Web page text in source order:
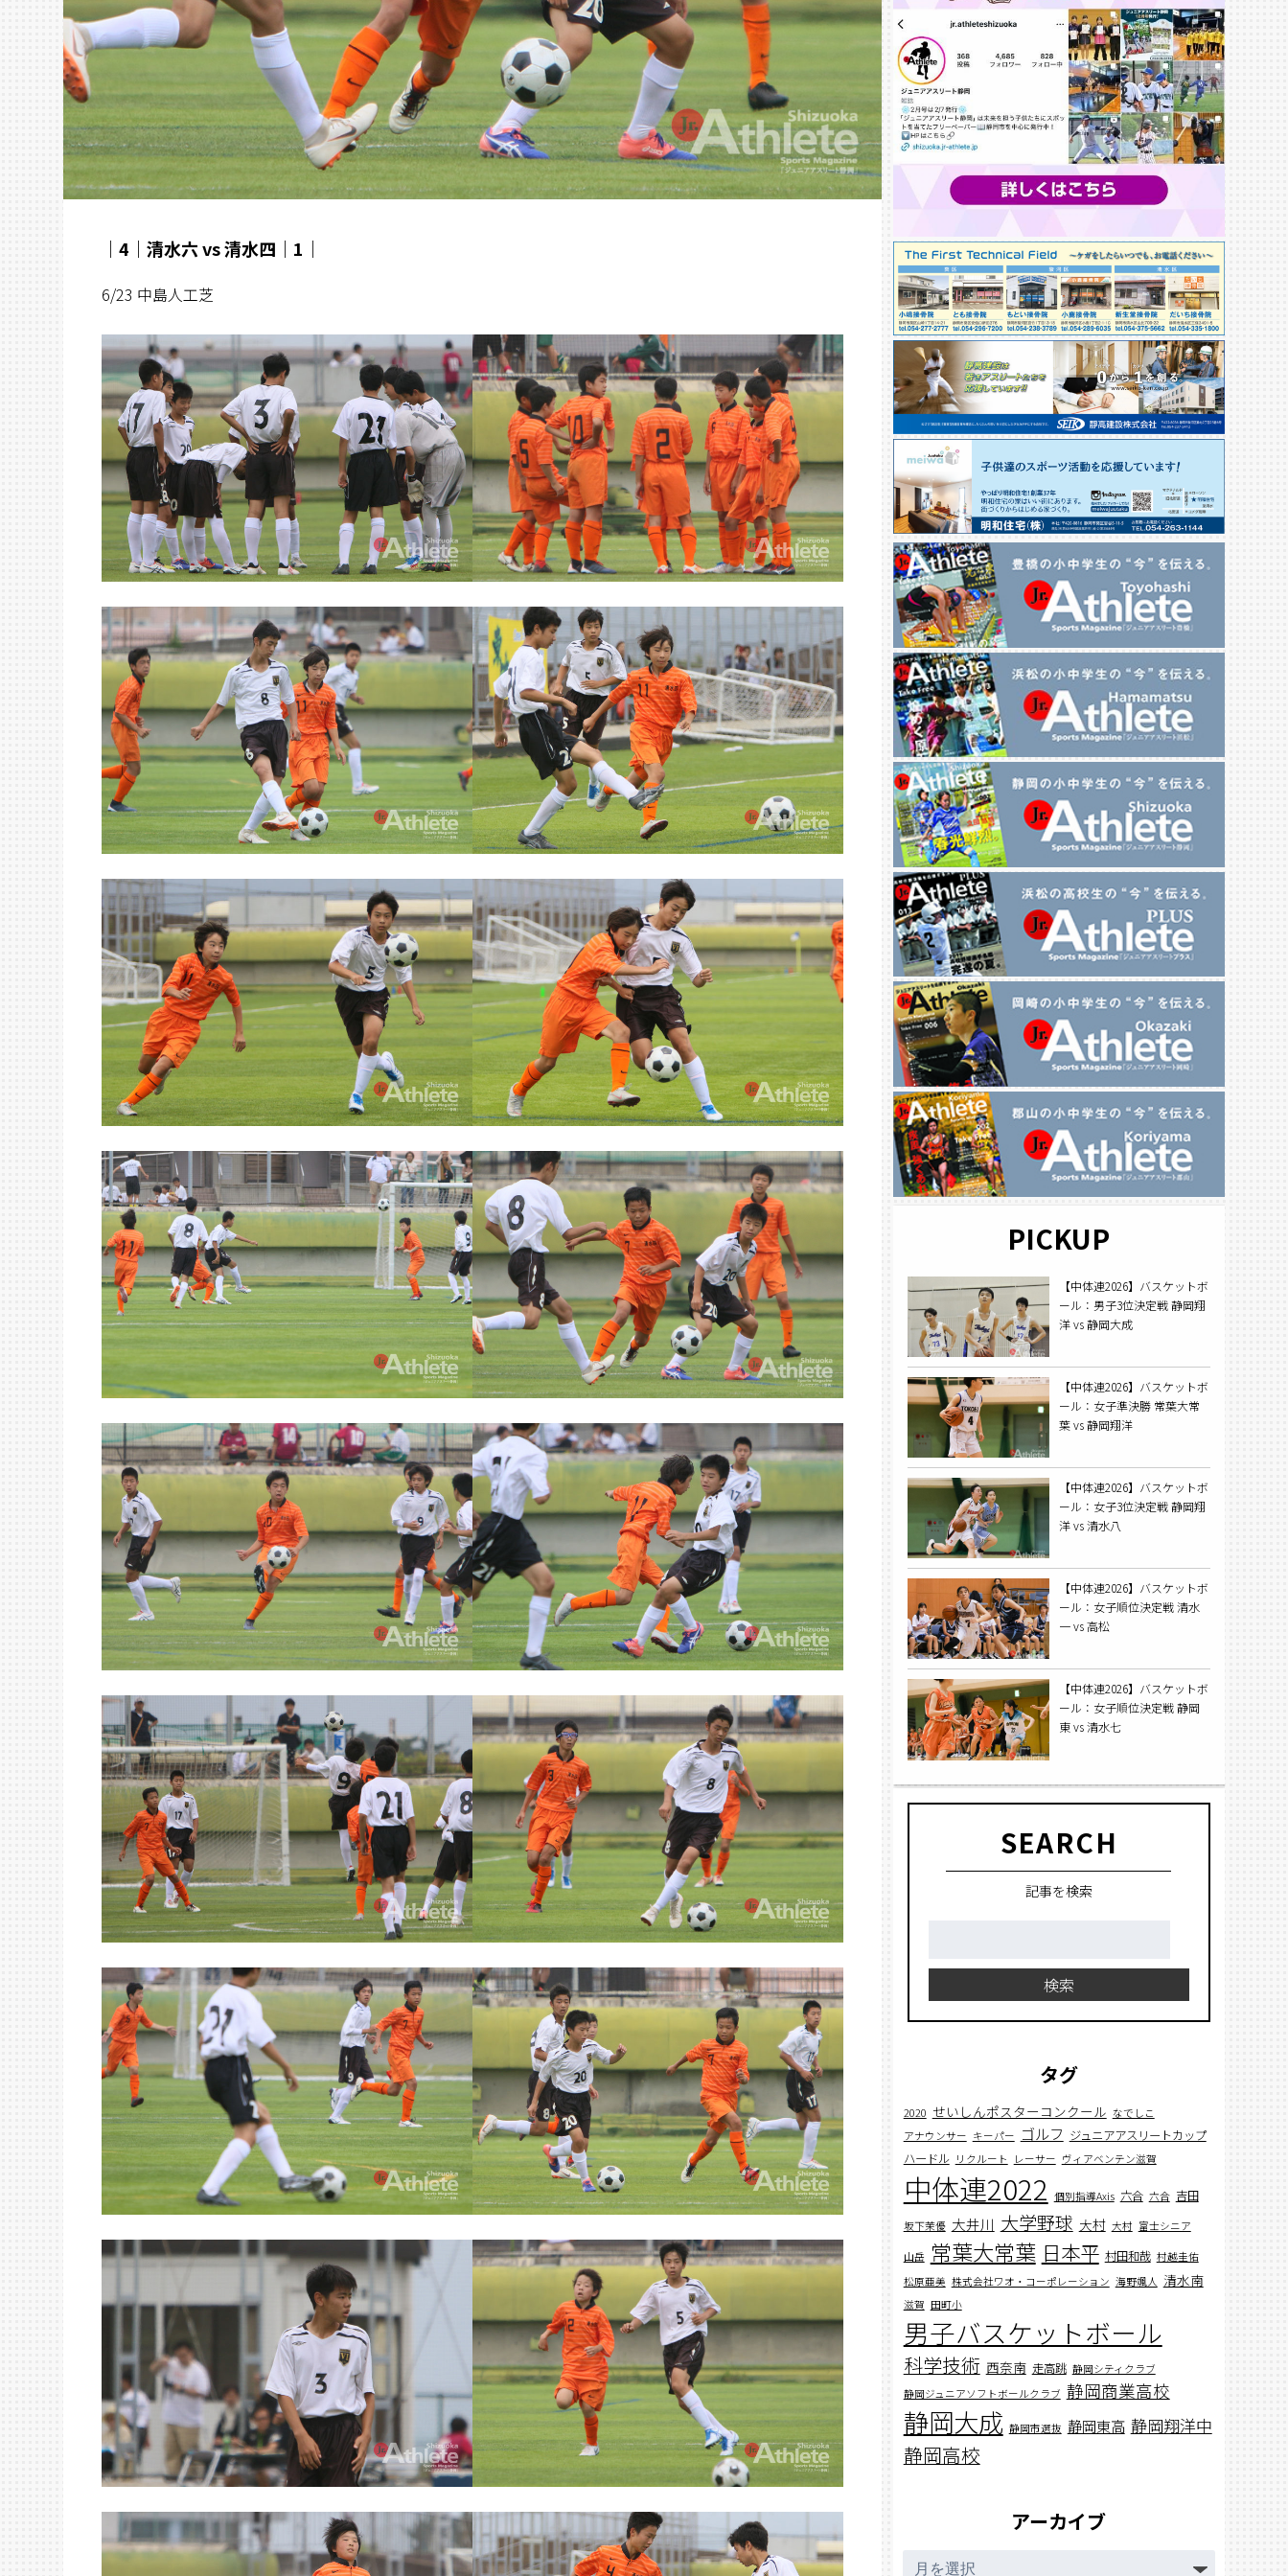
｜4｜清水六 vs 清水四｜1｜
6/23 中島人工芝
PICKUP
【中体連2026】バスケットボ
ール：男子3位決定戦 静岡翔
洋 vs 静岡大成
【中体連2026】バスケットボ
ール：女子準決勝 常葉大常
葉 vs 静岡翔洋
【中体連2026】バスケットボ
ール：女子3位決定戦 静岡翔
洋 vs 清水八
【中体連2026】バスケットボ
ール：女子順位決定戦 清水
一 vs 高松
【中体連2026】バスケットボ
ール：女子順位決定戦 静岡
東 vs 清水七
SEARCH
記事を検索
検索
タグ
2020 せいしんポスターコンクール なでしこ
アナウンサー キーパー ゴルフ ジュニアアスリートカップ
ハードル リクルート レーサー ヴィアベンテン滋賀
中体連2022 個別指導Axis 六合 六合 吉田
坂下茉優 大井川 大学野球 大村 大村 富士シニア
山岳 常葉大常葉 日本平 村田和哉 村越圭佑
松原亜美 株式会社ワオ・コーポレーション 海野颯人 清水南
滋賀 田町小
男子バスケットボール
科学技術 西奈南 走高跳 静岡シティクラブ
静岡ジュニアソフトボールクラブ 静岡商業高校
静岡大成 静岡市選抜 静岡東高 静岡翔洋中
静岡高校
アーカイブ